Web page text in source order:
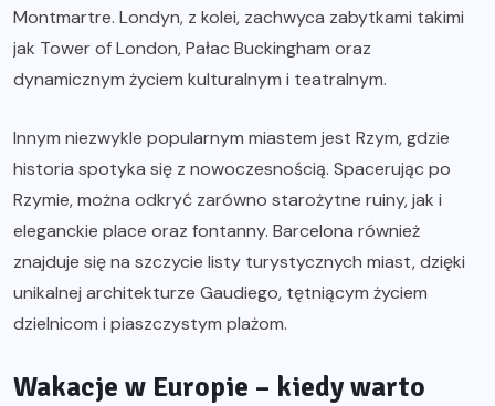
Montmartre. Londyn, z kolei, zachwyca zabytkami takimi
jak Tower of London, Pałac Buckingham oraz
dynamicznym życiem kulturalnym i teatralnym.
Innym niezwykle popularnym miastem jest Rzym, gdzie
historia spotyka się z nowoczesnością. Spacerując po
Rzymie, można odkryć zarówno starożytne ruiny, jak i
eleganckie place oraz fontanny. Barcelona również
znajduje się na szczycie listy turystycznych miast, dzięki
unikalnej architekturze Gaudiego, tętniącym życiem
dzielnicom i piaszczystym plażom.
Wakacje w Europie – kiedy warto